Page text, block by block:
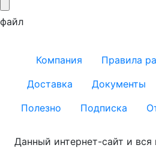
файл
Компания Правила
Доставка
Документы
Полезно
Подписка
Данный интернет-сайт и